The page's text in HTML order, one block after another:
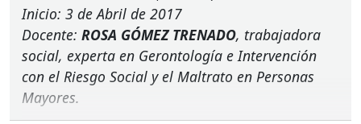
Inicio: 3 de Abril de 2017
Docente: ROSA GÓMEZ TRENADO, trabajadora
social, experta en Gerontología e Intervención
con el Riesgo Social y el Maltrato en Personas
Mayores.